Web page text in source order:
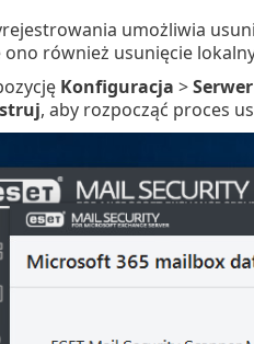
umożliwia
ono również usunięcie
Konfiguracja >Serwer
, aby rozpocząć proces